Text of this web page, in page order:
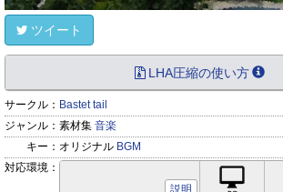
ツイート
LHA圧縮の使い方
サークル： Bastet tail
ジャンル： 素材集 音楽
キー： オリジナル BGM
対応環境：
説明